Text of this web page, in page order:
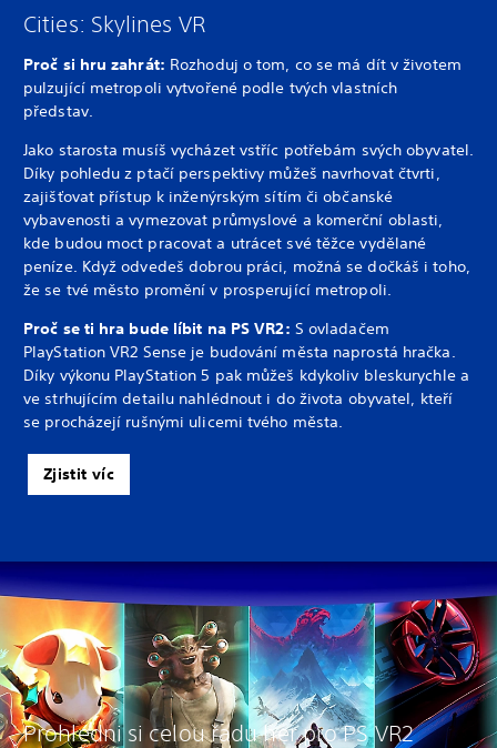
Cities: Skylines VR
Proč si hru zahrát: Rozhoduj o tom, co se má dít v životem
pulzující metropoli vytvořené podle tvých vlastních
představ.
Jako starosta musíš vycházet vstříc potřebám svých obyvatel.
Díky pohledu z ptačí perspektivy můžeš navrhovat čtvrti,
zajišťovat přístup k inženýrským sítím či občanské
vybavenosti a vymezovat průmyslové a komerční oblasti,
kde budou moct pracovat a utrácet své těžce vydělané
peníze. Když odvedeš dobrou práci, možná se dočkáš i toho,
že se tvé město promění v prosperující metropoli.
Proč se ti hra bude líbit na PS VR2: S ovladačem
PlayStation VR2 Sense je budování města naprostá hračka.
Díky výkonu PlayStation 5 pak můžeš kdykoliv bleskurychle a
ve strhujícím detailu nahlédnout i do života obyvatel, kteří
se procházejí rušnými ulicemi tvého města.
Zjistit víc
Prohlédni si celou řadu her pro PS VR2